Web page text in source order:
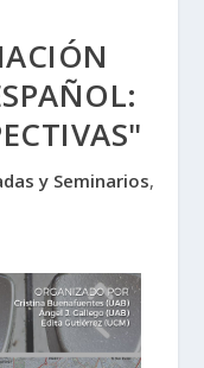
y Seminarios,